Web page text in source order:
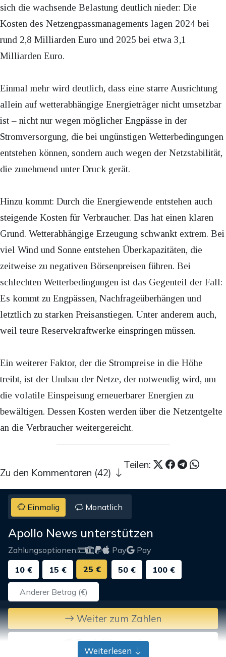
sich die wachsende Belastung deutlich nieder: Die
Kosten des Netzengpassmanagements lagen 2024 bei
rund 2,8 Milliarden Euro und 2025 bei etwa 3,1
Milliarden Euro.
Einmal mehr wird deutlich, dass eine starre Ausrichtung
allein auf wetterabhängige Energieträger nicht umsetzbar
ist – nicht nur wegen möglicher Engpässe in der
Stromversorgung, die bei ungünstigen Wetterbedingungen
entstehen können, sondern auch wegen der Netzstabilität,
die zunehmend unter Druck gerät.
Hinzu kommt: Durch die Energiewende entstehen auch
steigende Kosten für Verbraucher. Das hat einen klaren
Grund. Wetterabhängige Erzeugung schwankt extrem. Bei
viel Wind und Sonne entstehen Überkapazitäten, die
zeitweise zu negativen Börsenpreisen führen. Bei
schlechten Wetterbedingungen ist das Gegenteil der Fall:
Es kommt zu Engpässen, Nachfrageüberhängen und
letztlich zu starken Preisanstiegen. Unter anderem auch,
weil teure Reservekraftwerke einspringen müssen.
Ein weiterer Faktor, der die Strompreise in die Höhe
treibt, ist der Umbau der Netze, der notwendig wird, um
die volatile Einspeisung erneuerbarer Energien zu
bewältigen. Dessen Kosten werden über die Netzentgelte
an die Verbraucher weitergereicht.
Teilen:
Zu den Kommentaren (42)
Einmalig Monatlich
Apollo News unterstützen
Zahlungsoptionen: Pay
Pay
10 €
15 € 25 € 50 € 100 €
Weiter zum Zahlen
Bank-Überweisung
Weiterlesen